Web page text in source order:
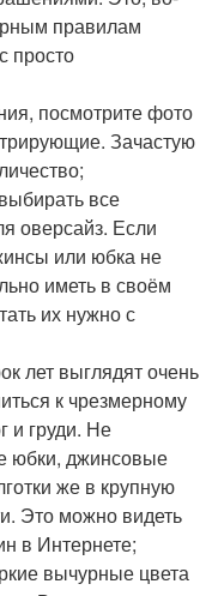
правилам
просто
посмотрите фото
Зачастую
все
оверсайз. Если
или юбка не
иметь в своём
их нужно с
лет выглядят очень
к чрезмерному
и груди. Не
юбки, джинсовые
же в крупную
Это можно видеть
в Интернете;
вычурные цвета